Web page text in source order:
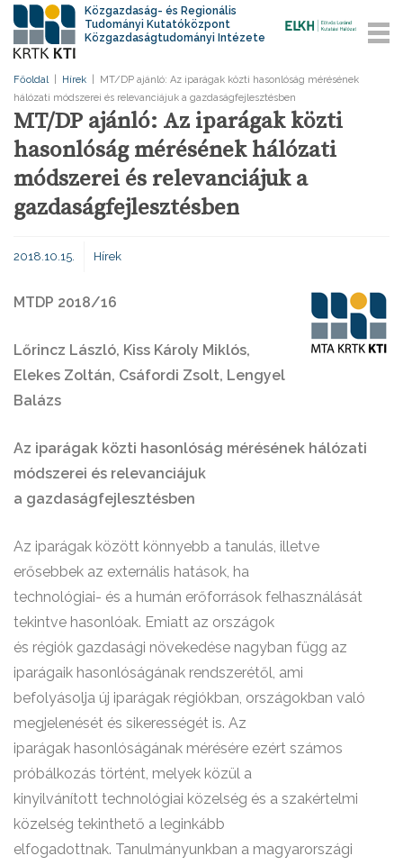
Közgazdaság- és Regionális
Tudományi Kutatóközpont
Közgazdaságtudományi Intézete
Főoldal Hírek
MT/DP ajánló: Az iparágak közti hasonlóság mérésének
hálózati módszerei és relevanciájuk a gazdaságfejlesztésben
MT/DP ajánló: Az iparágak közti
hasonlóság mérésének hálózati
módszerei és relevanciájuk a
gazdaságfejlesztésben
2018.10.15. Hírek
MTDP 2018/16
Lőrincz László, Kiss Károly Miklós,
Elekes Zoltán, Csáfordi Zsolt, Lengyel
Balázs
Az iparágak közti hasonlóság mérésének hálózati
módszerei és relevanciájuk
a gazdaságfejlesztésben
Az iparágak között könnyebb a tanulás, illetve
erősebbek az externális hatások, ha
technológiai- és a humán erőforrások felhasználását
tekintve hasonlóak. Emiatt az országok
és régiók gazdasági növekedése nagyban függ az
iparágaik hasonlóságának rendszerétől, ami
befolyásolja új iparágak régiókban, országokban való
megjelenését és sikerességét is. Az
iparágak hasonlóságának mérésére ezért számos
próbálkozás történt, melyek közül a
kinyilvánított technológiai közelség és a szakértelmi
közelség tekinthető a leginkább
elfogadottnak. Tanulmányunkban a magyarországi